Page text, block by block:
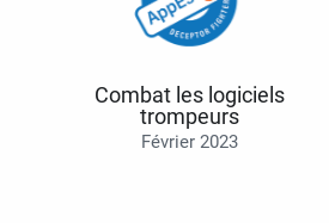
Combat les logiciels
trompeurs
Février 2023